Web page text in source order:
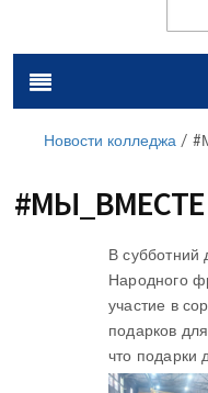
Новости колледжа /
#МЫ_ВМЕСТЕ
В субботний
Народного
участие в
подарков
что подарки